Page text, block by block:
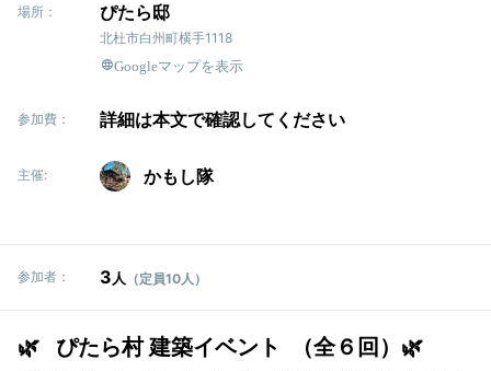
場所： ぴたら邸
北杜市白州町横手1118
Googleマップを表示
参加費： 詳細は本文で確認してください
主催: かもし隊
参加者： 3人 （定員10人）
🌿 ぴたら村 建築イベント （全６回）🌿